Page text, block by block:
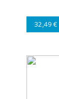
32,49 €